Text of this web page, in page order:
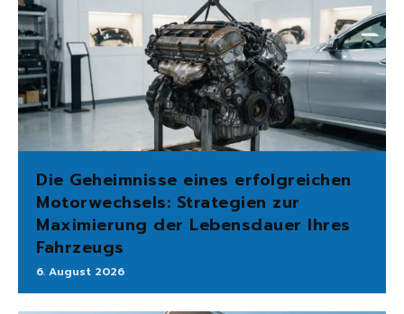
Die Geheimnisse eines erfolgreichen
Motorwechsels: Strategien zur
Maximierung der Lebensdauer Ihres
Fahrzeugs
6. August 2026